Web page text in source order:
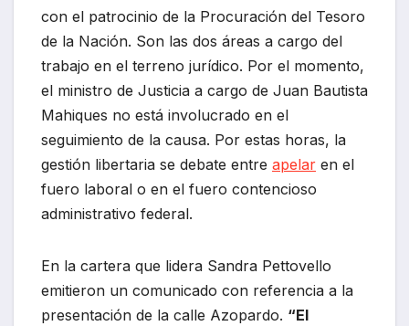
con el patrocinio de la Procuración del Tesoro
de la Nación. Son las dos áreas a cargo del
trabajo en el terreno jurídico. Por el momento,
el ministro de Justicia a cargo de Juan Bautista
Mahiques no está involucrado en el
seguimiento de la causa. Por estas horas, la
gestión libertaria se debate entre apelar en el
fuero laboral o en el fuero contencioso
administrativo federal.
En la cartera que lidera Sandra Pettovello
emitieron un comunicado con referencia a la
presentación de la calle Azopardo. “El